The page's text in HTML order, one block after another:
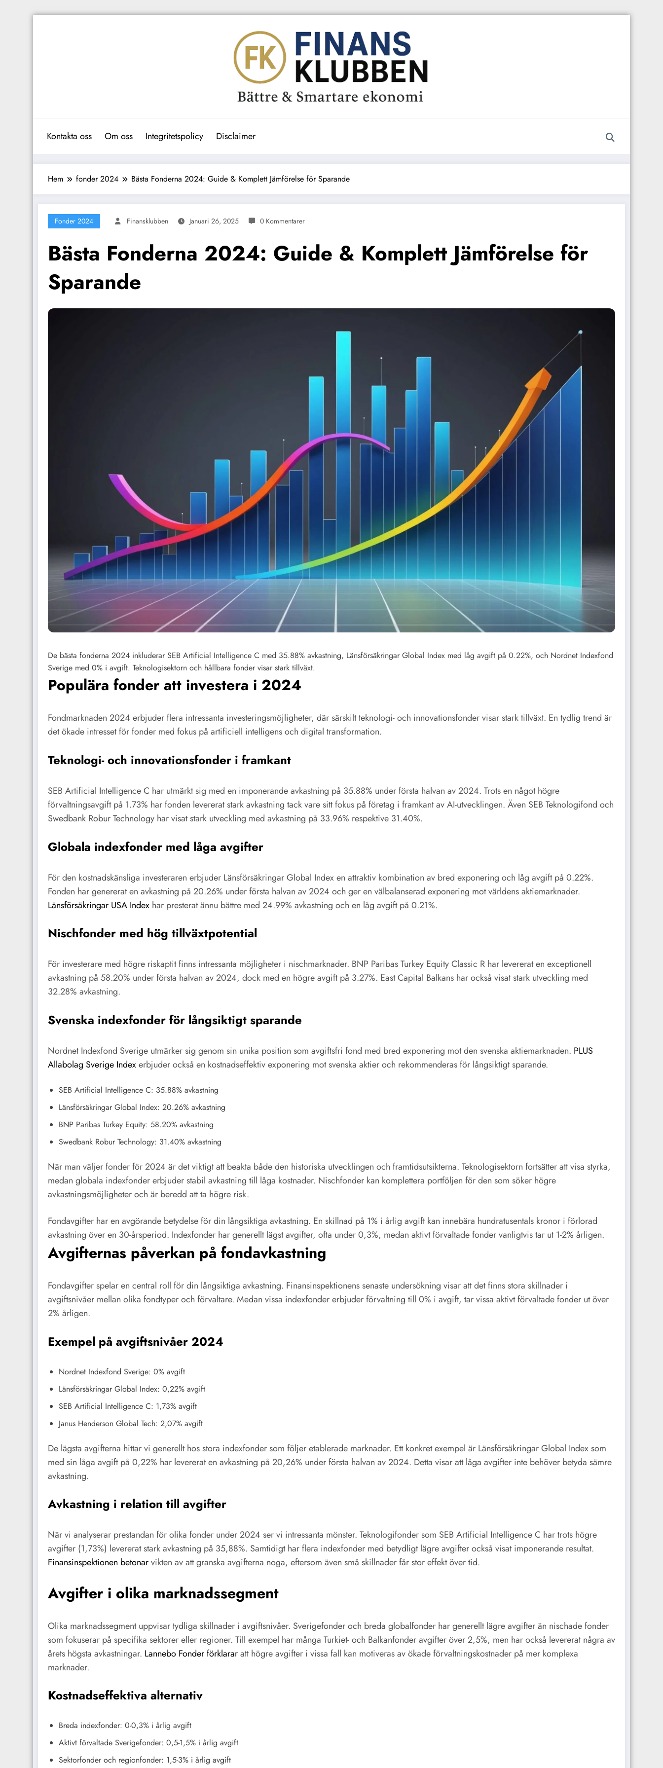
Kontakta oss Om oss Integritetspolicy Disclaimer
Hem fonder 2024 Bästa Fonderna 2024: Guide & Komplett Jämförelse för Sparande
Fonder 2024 Finansklubben Januari 26, 2025 0 Kommentarer
Bästa Fonderna 2024: Guide & Komplett Jämförelse för
Sparande
De bästa fonderna 2024 inkluderar SEB Artificial Intelligence C med 35.88% avkastning, Länsförsäkringar Global Index med låg avgift på 0.22%, och Nordnet Indexfond
Sverige med 0% i avgift. Teknologisektorn och hållbara fonder visar stark tillväxt.
Populära fonder att investera i 2024
Fondmarknaden 2024 erbjuder flera intressanta investeringsmöjligheter, där särskilt teknologi- och innovationsfonder visar stark tillväxt. En tydlig trend är
det ökade intresset för fonder med fokus på artificiell intelligens och digital transformation.
Teknologi- och innovationsfonder i framkant
SEB Artificial Intelligence C har utmärkt sig med en imponerande avkastning på 35.88% under första halvan av 2024. Trots en något högre
förvaltningsavgift på 1.73% har fonden levererat stark avkastning tack vare sitt fokus på företag i framkant av AI-utvecklingen. Även SEB Teknologifond och
Swedbank Robur Technology har visat stark utveckling med avkastning på 33.96% respektive 31.40%.
Globala indexfonder med låga avgifter
För den kostnadskänsliga investeraren erbjuder Länsförsäkringar Global Index en attraktiv kombination av bred exponering och låg avgift på 0.22%.
Fonden har genererat en avkastning på 20.26% under första halvan av 2024 och ger en välbalanserad exponering mot världens aktiemarknader.
Länsförsäkringar USA Index har presterat ännu bättre med 24.99% avkastning och en låg avgift på 0.21%.
Nischfonder med hög tillväxtpotential
För investerare med högre riskaptit finns intressanta möjligheter i nischmarknader. BNP Paribas Turkey Equity Classic R har levererat en exceptionell
avkastning på 58.20% under första halvan av 2024, dock med en högre avgift på 3.27%. East Capital Balkans har också visat stark utveckling med
32.28% avkastning.
Svenska indexfonder för långsiktigt sparande
Nordnet Indexfond Sverige utmärker sig genom sin unika position som avgiftsfri fond med bred exponering mot den svenska aktiemarknaden. PLUS
Allabolag Sverige Indexerbjuder också en kostnadseffektiv exponering mot svenska aktier och rekommenderas för långsiktigt sparande.
SEB Artificial Intelligence C: 35.88% avkastning
Länsförsäkringar Global Index: 20.26% avkastning
BNP Paribas Turkey Equity: 58.20% avkastning
Swedbank Robur Technology: 31.40% avkastning
När man väljer fonder för 2024 är det viktigt att beakta både den historiska utvecklingen och framtidsutsikterna. Teknologisektorn fortsätter att visa styrka,
medan globala indexfonder erbjuder stabil avkastning till låga kostnader. Nischfonder kan komplettera portföljen för den som söker högre
avkastningsmöjligheter och är beredd att ta högre risk.
Fondavgifter har en avgörande betydelse för din långsiktiga avkastning. En skillnad på 1% i årlig avgift kan innebära hundratusentals kronor i förlorad
avkastning över en 30-årsperiod. Indexfonder har generellt lägst avgifter, ofta under 0,3%, medan aktivt förvaltade fonder vanligtvis tar ut 1-2% årligen.
Avgifternas påverkan på fondavkastning
Fondavgifter spelar en central roll för din långsiktiga avkastning. Finansinspektionens senaste undersökning visar att det finns stora skillnader i
avgiftsnivåer mellan olika fondtyper och förvaltare. Medan vissa indexfonder erbjuder förvaltning till 0% i avgift, tar vissa aktivt förvaltade fonder ut över
2% årligen.
Exempel på avgiftsnivåer 2024
Nordnet Indexfond Sverige: 0% avgift
Länsförsäkringar Global Index: 0,22% avgift
SEB Artificial Intelligence C: 1,73% avgift
Janus Henderson Global Tech: 2,07% avgift
De lägsta avgifterna hittar vi generellt hos stora indexfonder som följer etablerade marknader. Ett konkret exempel är Länsförsäkringar Global Index som
med sin låga avgift på 0,22% har levererat en avkastning på 20,26% under första halvan av 2024. Detta visar att låga avgifter inte behöver betyda sämre
avkastning.
Avkastning i relation till avgifter
När vi analyserar prestandan för olika fonder under 2024 ser vi intressanta mönster. Teknologifonder som SEB Artificial Intelligence C har trots högre
avgifter (1,73%) levererat stark avkastning på 35,88%. Samtidigt har flera indexfonder med betydligt lägre avgifter också visat imponerande resultat.
Finansinspektionen betonarvikten av att granska avgifterna noga, eftersom även små skillnader får stor effekt över tid.
Avgifter i olika marknadssegment
Olika marknadssegment uppvisar tydliga skillnader i avgiftsnivåer. Sverigefonder och breda globalfonder har generellt lägre avgifter än nischade fonder
som fokuserar på specifika sektorer eller regioner. Till exempel har många Turkiet- och Balkanfonder avgifter över 2,5%, men har också levererat några av
årets högsta avkastningar. Lannebo Fonder förklararatt högre avgifter i vissa fall kan motiveras av ökade förvaltningskostnader på mer komplexa
marknader.
Kostnadseffektiva alternativ
Breda indexfonder: 0-0,3% i årlig avgift
Aktivt förvaltade Sverigefonder: 0,5-1,5% i årlig avgift
Sektorfonder och regionfonder: 1,5-3% i årlig avgift